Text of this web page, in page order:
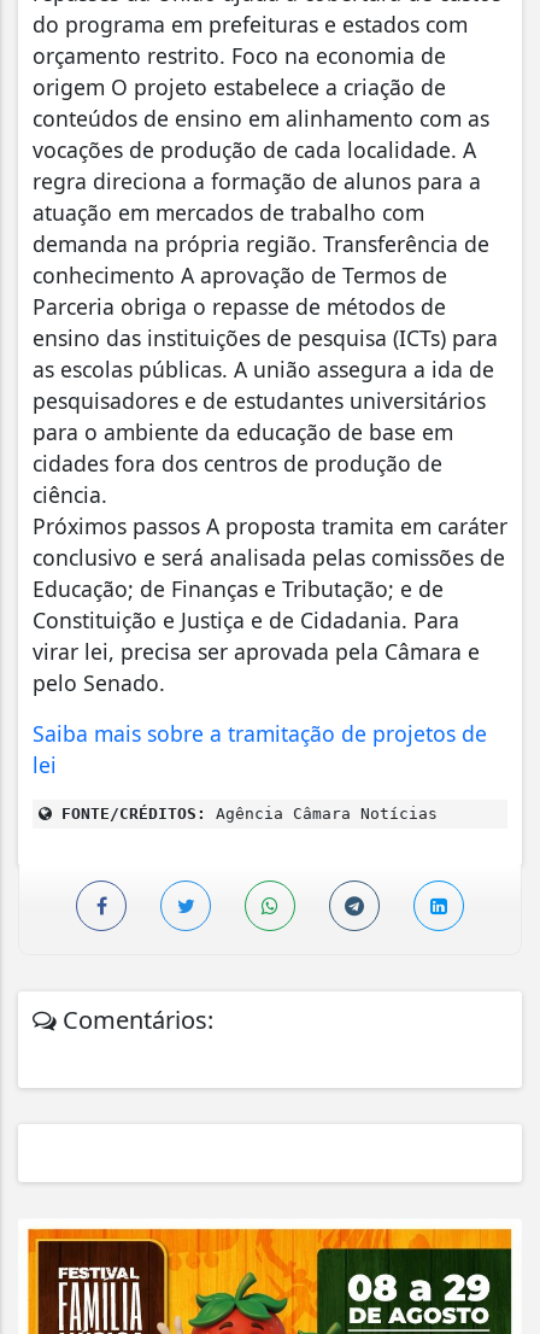
do programa em prefeituras e estados com
orçamento restrito. Foco na economia de
origem O projeto estabelece a criação de
conteúdos de ensino em alinhamento com as
vocações de produção de cada localidade. A
regra direciona a formação de alunos para a
atuação em mercados de trabalho com
demanda na própria região. Transferência de
conhecimento A aprovação de Termos de
Parceria obriga o repasse de métodos de
ensino das instituições de pesquisa (ICTs) para
as escolas públicas. A união assegura a ida de
pesquisadores e de estudantes universitários
para o ambiente da educação de base em
cidades fora dos centros de produção de
ciência.
Próximos passos A proposta tramita em caráter
conclusivo e será analisada pelas comissões de
Educação; de Finanças e Tributação; e de
Constituição e Justiça e de Cidadania. Para
virar lei, precisa ser aprovada pela Câmara e
pelo Senado.
Saiba mais sobre a tramitação de projetos de
lei
FONTE/CRÉDITOS: Agência Câmara Notícias
Comentários: